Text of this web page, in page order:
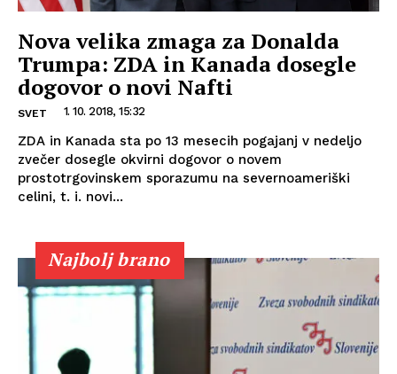
Nova velika zmaga za Donalda
Trumpa: ZDA in Kanada dosegle
dogovor o novi Nafti
SVET 1. 10. 2018, 15:32
ZDA in Kanada sta po 13 mesecih pogajanj v nedeljo
zvečer dosegle okvirni dogovor o novem
prostotrgovinskem sporazumu na severnoameriški
celini, t. i. novi...
Najbolj brano